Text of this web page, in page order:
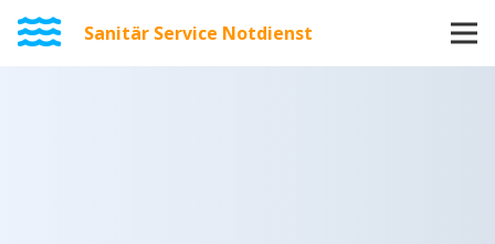
Sanitär Service Notdienst